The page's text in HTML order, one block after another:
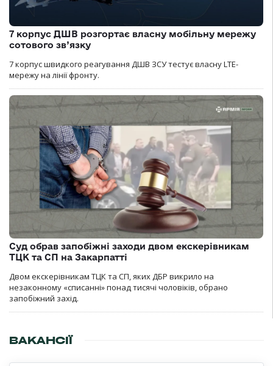
7 корпус ДШВ розгортає власну мобільну мережу
сотового зв’язку
7 корпус швидкого реагування ДШВ ЗСУ тестує власну LTE-
мережу на лінії фронту.
Суд обрав запобіжні заходи двом екскерівникам
ТЦК та СП на Закарпатті
Двом екскерівникам ТЦК та СП, яких ДБР викрило на
незаконному «списанні» понад тисячі чоловіків, обрано
запобіжний захід.
ВАКАНСІЇ